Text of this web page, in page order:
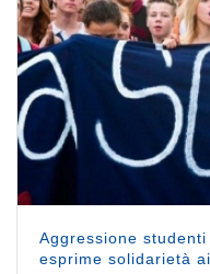
Aggressione
esprime solidarietà